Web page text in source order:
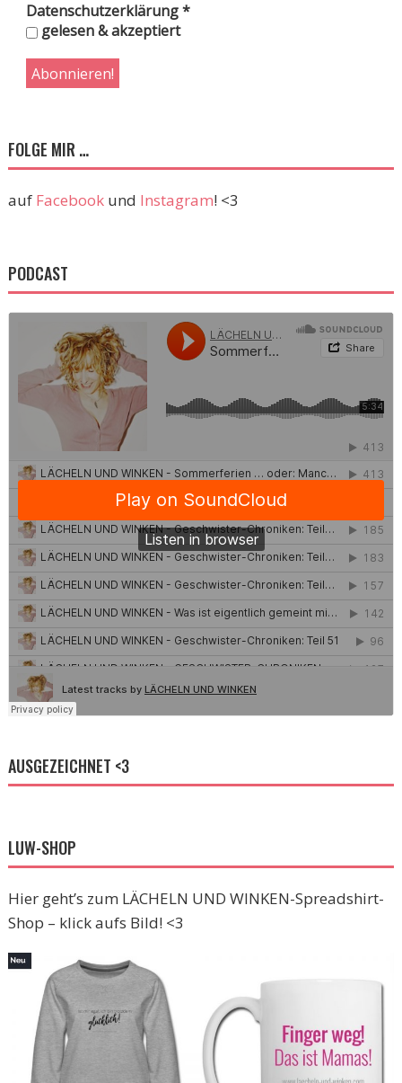
Datenschutzerklärung*
gelesen & akzeptiert
FOLGE MIR …
auf Facebookund Instagram! <3
PODCAST
AUSGEZEICHNET <3
LUW-SHOP
Hier geht’s zum LÄCHELN UND WINKEN-Spreadshirt-
Shop – klick aufs Bild! <3